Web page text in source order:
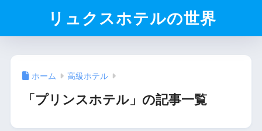
リュクスホテルの世界
ホーム 高級ホテル
「プリンスホテル」の記事一覧